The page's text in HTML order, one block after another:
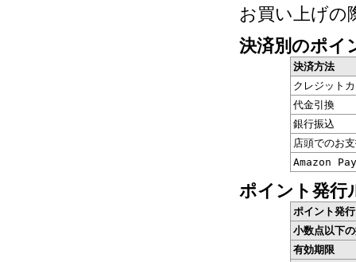
お買い上げの
決済別のポイ
決済方法
クレジット
代金引換
銀行振込
店頭でのお
Amazon Pay
ポイント発行
ポイント発
小数点以下
有効期限